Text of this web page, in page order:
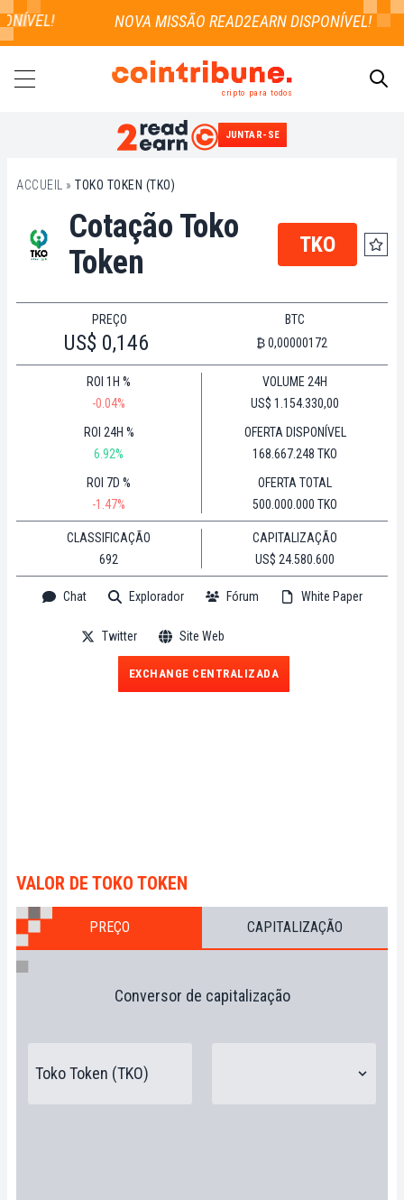
cripto para todos
JUNTAR-SE
ACCUEIL » TOKO TOKEN (TKO)
Cotação Toko
Token
TKO
PREÇO
US$ 0,146
BTC
₿ 0,00000172
ROI 1H %
-0.04%
ROI 24H %
6.92%
ROI 7D %
-1.47%
VOLUME 24H
US$ 1.154.330,00
OFERTA DISPONÍVEL
168.667.248 TKO
OFERTA TOTAL
500.000.000 TKO
CLASSIFICAÇÃO
692
CAPITALIZAÇÃO
US$ 24.580.600
Chat Explorador Fórum White Paper
Twitter Site Web
EXCHANGE CENTRALIZADA
VALOR DE TOKO TOKEN
PREÇO CAPITALIZAÇÃO
Conversor de capitalização